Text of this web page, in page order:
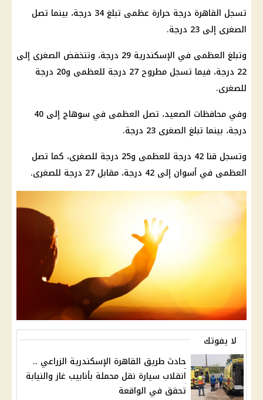
تسجل القاهرة درجة حرارة عظمى تبلغ 34 درجة، بينما تصل
الصغرى إلى 23 درجة.
وتبلغ العظمى في الإسكندرية
29 درجة، وتنخفض الصغرى إلى
22 درجة، فيما تسجل مطروح 27 درجة للعظمى و20 درجة
للصغرى.
وفي محافظات الصعيد، تصل العظمى في سوهاج إلى 40
درجة، بينما تبلغ الصغرى 23 درجة.
وتسجل قنا 42 درجة للعظمى و25 درجة للصغرى، كما تصل
العظمى في أسوان إلى 42 درجة، مقابل 27 درجة للصغرى.
لا يفوتك
حادث طريق القاهرة الإسكندرية الزراعي ..
انقلاب سيارة نقل محملة بأنابيب غاز والنيابة
تحقق في الواقعة